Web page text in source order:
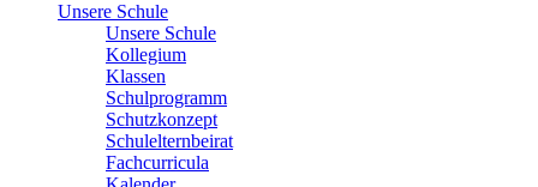
Unsere Schule
Unsere Schule
Kollegium
Klassen
Schulprogramm
Schutzkonzept
Schulelternbeirat
Fachcurricula